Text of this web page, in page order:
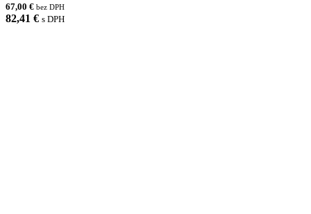
67,00 € bez DPH
82,41 € s DPH